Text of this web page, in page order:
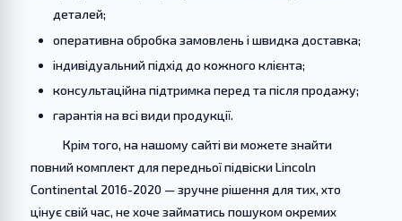
деталей;
оперативна обробка замовлень і швидка доставка;
індивідуальний підхід до кожного клієнта;
консультаційна підтримка перед та після продажу;
гарантія на всі види продукції.
Крім того, на нашому сайті ви можете знайти
повний комплект для передньої підвіски Lincoln
Continental 2016-2020 — зручне рішення для тих, хто
цінує свій час, не хоче займатись пошуком окремих